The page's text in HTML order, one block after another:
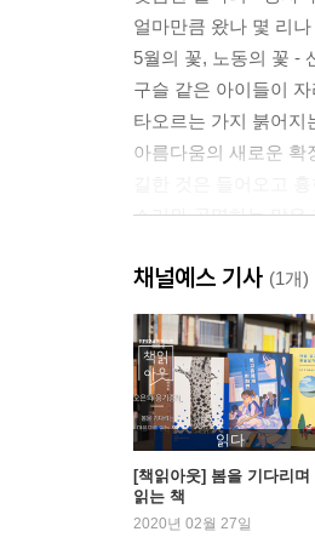
얼마만큼 왔나 몇 리
5월의 꽃, 노동의 꽃 -
구슬 같은 아이들이
타오르는 가지 붉어지
아름다움의 새로운 확
소리와 공명하는 맑은
천년 묵은 사건과 천년
2. 숲
느릅나무에 앉은 새는
바다의 것을 부르는 산
어떤 애련한 마음이 스
아주 특별한 인사 - 계
봄의 맛 - 진달래
맛있게 속는다 감쪽같
채널예스 기사 (1개)
읽다
[책읽아웃] 봄을 기다리며
읽는 책
2020년 02월 27일